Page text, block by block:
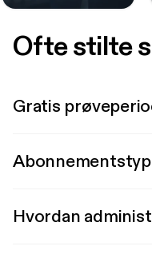
Ofte stilte
Gratis
Hvordan